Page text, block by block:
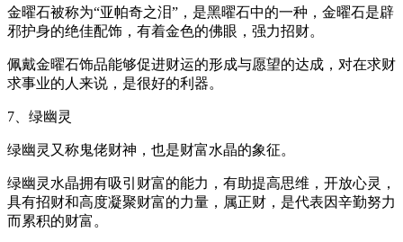
金曜石被称为“亚帕奇之泪”，是黑曜石中的一种，金曜石是辟
邪护身的绝佳配饰，有着金色的佛眼，强力招财。
佩戴金曜石饰品能够促进财运的形成与愿望的达成，对在求财
求事业的人来说，是很好的利器。
7、绿幽灵
绿幽灵又称鬼佬财神，也是财富水晶的象征。
绿幽灵水晶拥有吸引财富的能力，有助提高思维，开放心灵，
具有招财和高度凝聚财富的力量，属正财，是代表因辛勤努力
而累积的财富。